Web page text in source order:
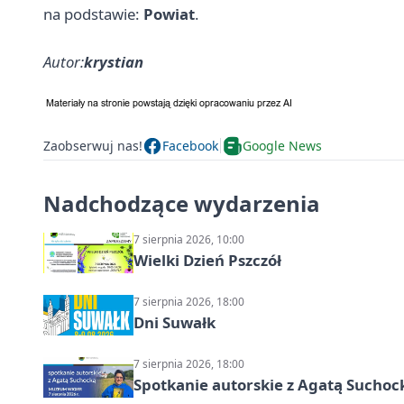
na podstawie: Powiat.
Autor:krystian
Zaobserwuj nas! Facebook Google News
Nadchodzące wydarzenia
7 sierpnia 2026, 10:00
Wielki Dzień Pszczół
7 sierpnia 2026, 18:00
Dni Suwałk
7 sierpnia 2026, 18:00
Spotkanie autorskie z Agatą